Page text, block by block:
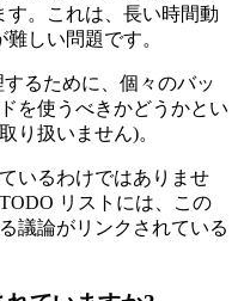
。これは、長い時間動
しい問題です。
るために、個々のバッ
を使うべきかどうかとい
り扱いません)。
いるわけではありませ
リストには、この
議論がリンクされている